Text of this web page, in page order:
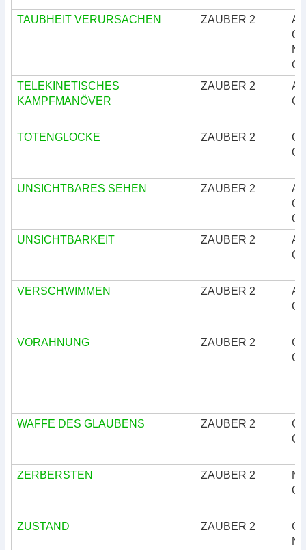
TAUBHEIT VERURSACHEN ZAUBER 2
TELEKINETISCHES
KAMPFMANÖVER
ZAUBER 2
TOTENGLOCKE ZAUBER 2
UNSICHTBARES SEHEN ZAUBER 2
UNSICHTBARKEIT
ZAUBER 2
VERSCHWIMMEN ZAUBER 2
VORAHNUNG ZAUBER 2
WAFFE DES GLAUBENS ZAUBER 2
ZERBERSTEN ZAUBER 2
ZUSTAND ZAUBER 2